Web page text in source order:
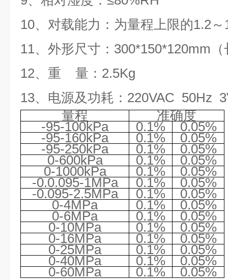
10、对载能力：为量程上限的1.2～
11、外形尺寸： 300*150*120mm
12、重 量： 2.5Kg
13、电源及功耗： 220VAC 50Hz
量程
准确度
-95-100kPa 0.1% 0.05%
-95-160kPa 0.1% 0.05%
-95-250kPa 0.1% 0.05%
0-600kPa 0.1% 0.05%
0-1000kPa 0.1% 0.05%
-0.0.095-1MPa 0.1% 0.05%
-0.095-2.5MPa 0.1% 0.05%
0-4MPa 0.1% 0.05%
0-6MPa 0.1% 0.05%
0-10MPa 0.1% 0.05%
0-16MPa 0.1% 0.05%
0-25MPa 0.1% 0.05%
0-40MPa 0.1% 0.05%
0-60MPa 0.1% 0.05%